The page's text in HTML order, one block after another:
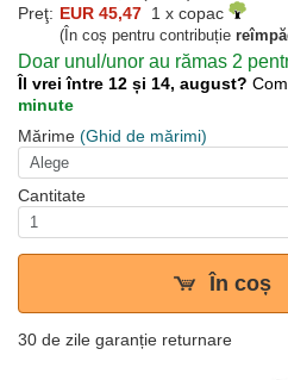
Preţ: EUR 45,47 1 x copac
(În coș pentru contribuție
Doar unul/unor au rămas 2
Îl vrei între 12 și 14, august?
minute
Mărime (Ghid de mărimi)
Cantitate
În coș
30 de zile garanție returnare